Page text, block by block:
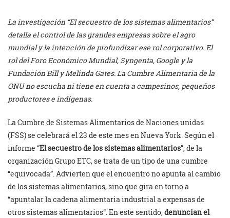
La investigación “El secuestro de los sistemas alimentarios”
detalla el control de las grandes empresas sobre el agro
mundial y la intención de profundizar ese rol corporativo. El
rol del Foro Económico Mundial, Syngenta, Google y la
Fundación Bill y Melinda Gates. La Cumbre Alimentaria de la
ONU no escucha ni tiene en cuenta a campesinos, pequeños
productores e indígenas.
La Cumbre de Sistemas Alimentarios de Naciones unidas
(FSS) se celebrará el 23 de este mes en Nueva York. Según el
informe “El secuestro de los sistemas alimentarios”, de la
organización Grupo ETC, se trata de un tipo de una cumbre
“equivocada”. Advierten que el encuentro no apunta al cambio
de los sistemas alimentarios, sino que gira en torno a
“apuntalar la cadena alimentaria industrial a expensas de
otros sistemas alimentarios”. En este sentido,denuncian el